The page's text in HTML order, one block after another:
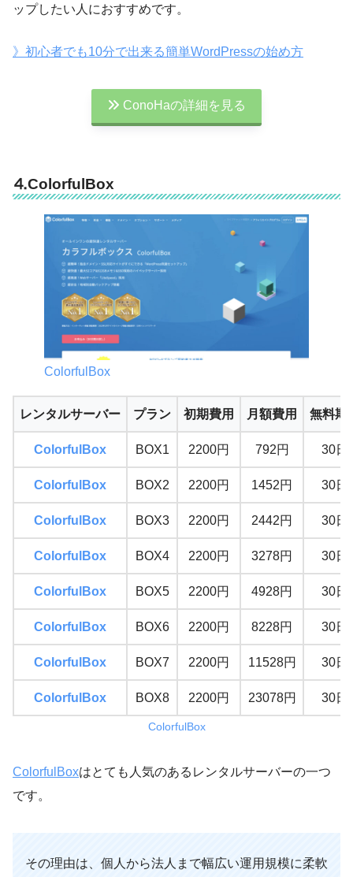
ップしたい人におすすめです。
》初心者でも10分で出来る簡単WordPressの始め方
ConoHaの詳細を見る
⒋ColorfulBox
ColorfulBox
レンタルサーバー プラン 初期費用 月額費用 無料期
ColorfulBox BOX1 2200円 792円 30日
ColorfulBox BOX2 2200円 1452円 30日
ColorfulBox BOX3 2200円 2442円 30日
ColorfulBox BOX4 2200円 3278円 30日
ColorfulBox BOX5 2200円 4928円 30日
ColorfulBox BOX6 2200円 8228円 30日
ColorfulBox BOX7 2200円 11528円 30日
ColorfulBox BOX8 2200円 23078円 30日
ColorfulBox
ColorfulBoxはとても人気のあるレンタルサーバーの一つ
です。
その理由は、個人から法人まで幅広い運用規模に柔軟